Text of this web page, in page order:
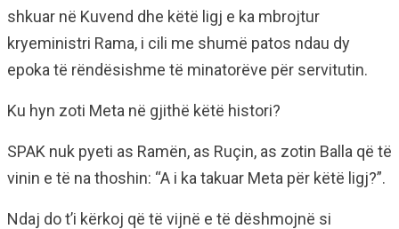
shkuar në Kuvend dhe këtë ligj e ka mbrojtur
kryeministri Rama, i cili me shumë patos ndau dy
epoka të rëndësishme të minatorëve për servitutin.
Ku hyn zoti Meta në gjithë këtë histori?
SPAK nuk pyeti as Ramën, as Ruçin, as zotin Balla që të
vinin e të na thoshin: “A i ka takuar Meta për këtë ligj?”.
Ndaj do t’i kërkoj që të vijnë e të dëshmojnë si